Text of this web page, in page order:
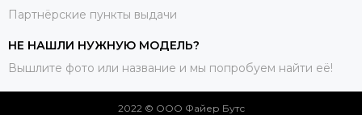
Партнёрские пункты выдачи
НЕ НАШЛИ НУЖНУЮ МОДЕЛЬ?
Вышлите фото или название и мы попробуем найти её!
2022 © ООО Файер Бутс